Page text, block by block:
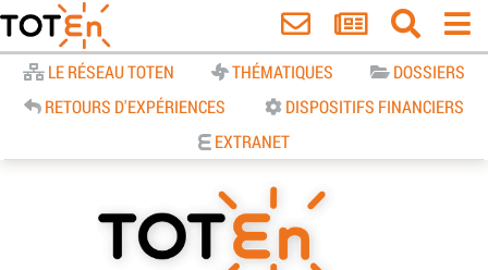
LE RÉSEAU TOTEN THÉMATIQUES
DOSSIERS
RETOURS D'EXPÉRIENCES
DISPOSITIFS FINANCIERS
EXTRANET